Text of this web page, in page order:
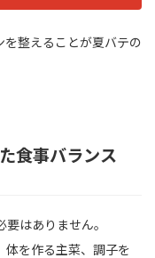
整えることが夏バテの
食事バランス
はありません。
体を作る主菜、調子を